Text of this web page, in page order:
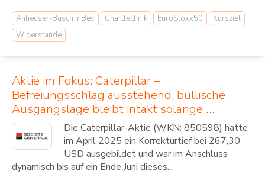
Anheuser-Busch InBev Charttechnik EuroStoxx50
Kursziel
Widerstände
Aktie im Fokus: Caterpillar –
Befreiungsschlag ausstehend, bullische
Ausgangslage bleibt intakt solange …
Die Caterpillar-Aktie (WKN: 850598) hatte
im April 2025 ein Korrekturtief bei 267,30
USD ausgebildet und war im Anschluss
dynamisch bis auf ein Ende Juni dieses...